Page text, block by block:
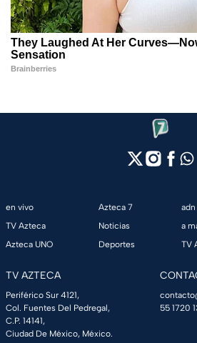
en vivo
TV Azteca
Azteca UNO
Azteca 7
Noticias
Deportes
a
TV
TV AZTECA
Periférico Sur 4121,
Col. Fuentes Del Pedregal,
C.P. 14141,
Ciudad De México, México.
55 1720